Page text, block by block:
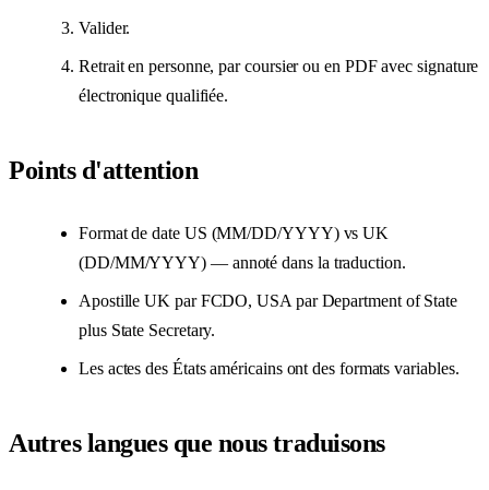
Valider.
Retrait en personne, par coursier ou en PDF avec signature
électronique qualifiée.
Points d'attention
Format de date US (MM/DD/YYYY) vs UK
(DD/MM/YYYY) — annoté dans la traduction.
Apostille UK par FCDO, USA par Department of State
plus State Secretary.
Les actes des États américains ont des formats variables.
Autres langues que nous traduisons